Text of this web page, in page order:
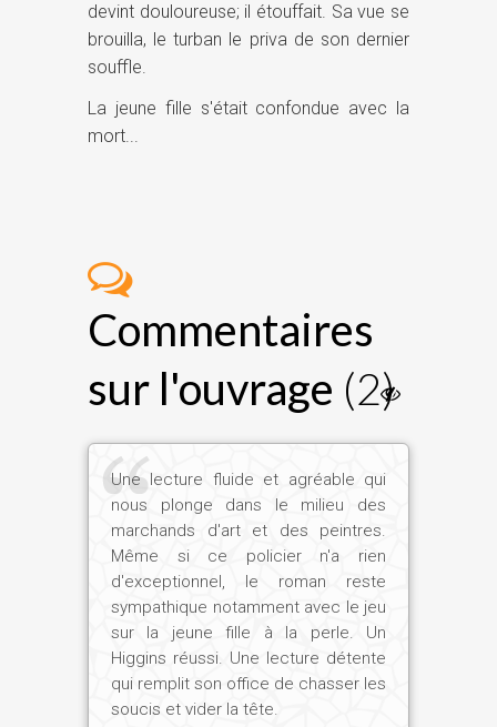
devint douloureuse; il étouffait. Sa vue se
brouilla, le turban le priva de son dernier
souffle.
La jeune fille s'était confondue avec la
mort...
Commentaires
sur l'ouvrage (2)
Une lecture fluide et agréable qui
nous plonge dans le milieu des
marchands d'art et des peintres.
Même si ce policier n'a rien
d'exceptionnel, le roman reste
sympathique notamment avec le jeu
sur la jeune fille à la perle. Un
Higgins réussi. Une lecture détente
qui remplit son office de chasser les
soucis et vider la tête.